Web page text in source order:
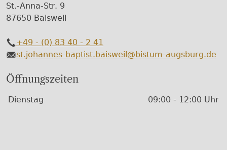
St.-Anna-Str. 9
87650 Baisweil
Telefon
+49 - (0) 83 40 - 2 41
E-Mail
st.johannes-baptist.baisweil@bistum-augsburg.de
Öffnungszeiten
Wochentage / Monate
Öffnungszeiten / Hinweise
Dienstag 09:00 - 12:00 Uhr